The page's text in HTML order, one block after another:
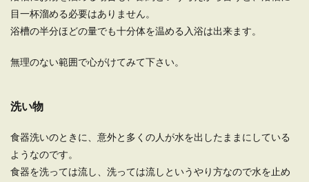
目一杯溜める必要はありません。
浴槽の半分ほどの量でも十分体を温める入浴は出来ます。
無理のない範囲で心がけてみて下さい。
洗い物
食器洗いのときに、意外と多くの人が水を出したままにしている
ようなのです。
食器を洗っては流し、洗っては流しというやり方なので水を止め